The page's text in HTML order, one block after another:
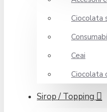
Ciocolata
Ceai
Ciocolata
Sirop / Topping